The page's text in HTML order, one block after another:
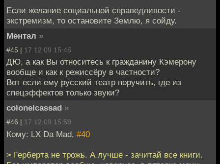
Если желание социальной справедливости -
экстремизм, то остановите Землю, я сойду.
Ментал »
#45 | 17.12.09 15:45
ДЮ, а как Вы относитесь к гражданину Кэмерону
вообще и как к режиссёру в частности?
Вот если ему русский театр поручить, где из
спецэффектов только звуки?
colonelcassad »
#46 | 17.12.09 15:59
Кому: LX Da Mad, #40
> Герберта не трожь. А лучше - зачитай все книги.